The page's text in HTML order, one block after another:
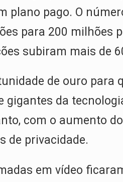
plano pago. O
para 200 milhões
subiram mais de
de ouro para
gigantes da
com o aumento
de privacidade.
em vídeo